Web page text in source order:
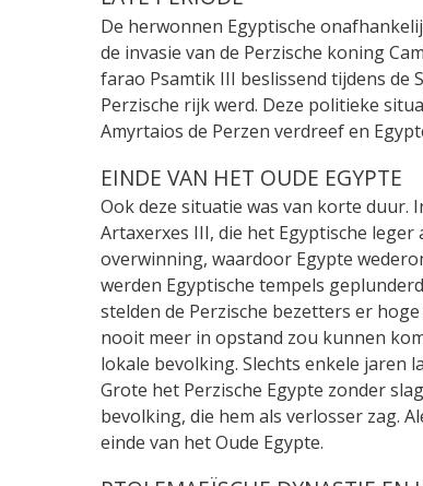
De herwonnen Egyptische
de invasie van de Perzische koning
farao Psamtik III beslissend tijdens de
Perzische rijk werd. Deze politieke
Amyrtaios de Perzen verdreef en
EINDE VAN HET OUDE EGYPTE
Ook deze situatie was van korte duur.
Artaxerxes III, die het Egyptische
overwinning, waardoor Egypte
werden Egyptische tempels
stelden de Perzische bezetters er
nooit meer in opstand zou kunnen
lokale bevolking. Slechts enkele jaren
Grote het Perzische Egypte zonder
bevolking, die hem als verlosser zag.
einde van het Oude Egypte.